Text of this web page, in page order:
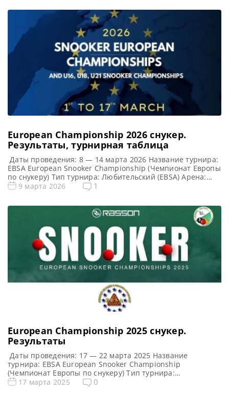
разыграно восемь карт World Snooker Tour, а финалисты
(ПОБЕДИТЕЛИ) каждого из […]
European Championship 2026 cнукер.
Результаты, турнирная таблица
Даты проведения: 8 — 14 марта 2026 Название турнира:
EBSA European Snooker Championship (Чемпионат Европы
по снукеру) Тип турнира: Любительский (EBSA) Арена:
Palace Hotel Место проведения (населенный пункт, город,
Championship 2026: Чемпионата Европы 2026 cнукер —
турнирная сетка любительского турнира 1/16 финала 1/8
9 марта 2026 1
European Championship 2025 cнукер.
Результаты
Даты проведения: 17 — 22 марта 2025 Название
турнира: EBSA European Snooker Championship
(Чемпионат Европы по снукеру) Тип турнира:
Любительский (EBSA) Арена: Pine Beach Belek Hotel Место
17 марта 2025 0